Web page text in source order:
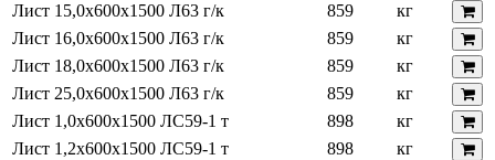
Лист 15,0х600х1500 Л63 г/к
859
кг
Лист 16,0х600х1500 Л63 г/к
859
кг
Лист 18,0х600х1500 Л63 г/к
859
кг
Лист 25,0х600х1500 Л63 г/к
859
кг
Лист 1,0х600х1500 ЛС59-1 т
898
кг
Лист 1,2х600х1500 ЛС59-1 т
898
кг